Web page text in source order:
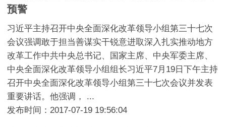
预警
习近平主持召开中央全面深化改革领导小组第三十七次
会议强调敢于担当善谋实干锐意进取深入扎实推动地方
改革工作中共中央总书记、国家主席、中央军委主席、
中央全面深化改革领导小组组长习近平7月19日下午主持
召开中央全面深化改革领导小组第三十七次会议并发表
重要讲话。他强调， ...
发布时间：2017-07-19 19:56:04